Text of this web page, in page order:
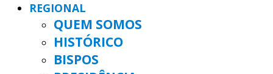
REGIONAL
QUEM SOMOS
HISTÓRICO
BISPOS